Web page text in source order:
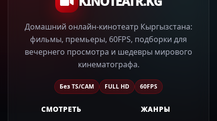
Домашний онлайн-кинотеатр Кыргызстана:
фильмы, премьеры, 60FPS, подборки для
вечернего просмотра и шедевры мирового
кинематографа.
Без TS/CAM FULL HD 60FPS
СМОТРЕТЬ ЖАНРЫ